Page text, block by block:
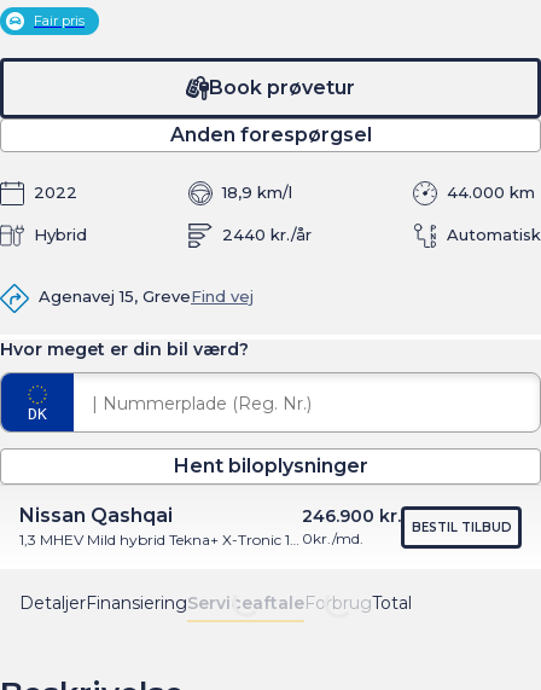
Fair pris
44.000 km
2022 18,9 km/l
2440 kr./år
Hybrid Automatisk
Book prøvetur
Anden forespørgsel
Agenavej 15, GreveFind vej
Hvor meget er din bil værd?
Hent biloplysninger
DetaljerFinansieringServiceaftaleForbrugTotal
Nissan Qashqai
1,3 MHEV Mild hybrid Tekna+ X-Tronic 158HK 5d 7g Aut.
246.900 kr.
0kr./md.
BESTIL TILBUD